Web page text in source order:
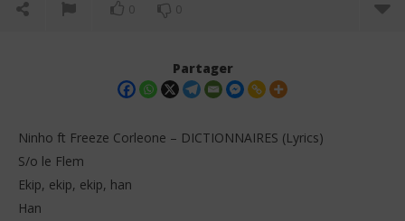
0 0
Partager
Ninho ft Freeze Corleone – DICTIONNAIRES (Lyrics)
S/o le Flem
Ekip, ekip, ekip, han
Han